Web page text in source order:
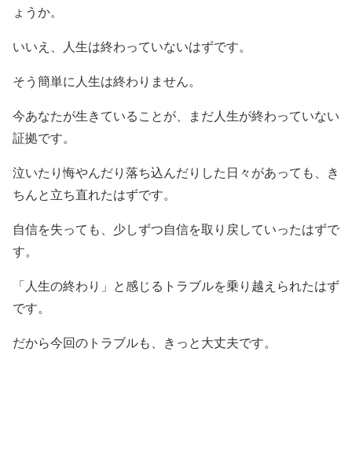
ょうか。
いいえ、人生は終わっていないはずです。
そう簡単に人生は終わりません。
今あなたが生きていることが、まだ人生が終わっていない
証拠です。
泣いたり悔やんだり落ち込んだりした日々があっても、き
ちんと立ち直れたはずです。
自信を失っても、少しずつ自信を取り戻していったはずで
す。
「人生の終わり」と感じるトラブルを乗り越えられたはず
です。
だから今回のトラブルも、きっと大丈夫です。